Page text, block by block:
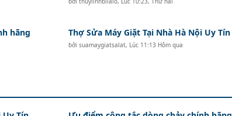
hãng Thợ Sửa Máy Giặt Tại Nhà Hà Nội Uy Tín
bởi suamaygiatsalat, Lúc 11:13 Hôm qua